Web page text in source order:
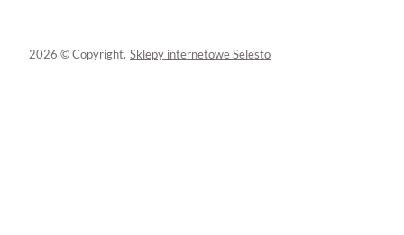
2026 © Copyright. Sklepy internetowe Selesto